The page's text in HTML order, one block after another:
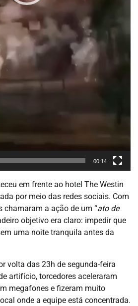
00:14
em frente ao hotel The Westin
por meio das redes sociais. Com
chamaram a ação de um “ato de
objetivo era claro: impedir que
uma noite tranquila antes da
volta das 23h de segunda-feira
artifício, torcedores aceleraram
megafones e fizeram muito
onde a equipe está concentrada.